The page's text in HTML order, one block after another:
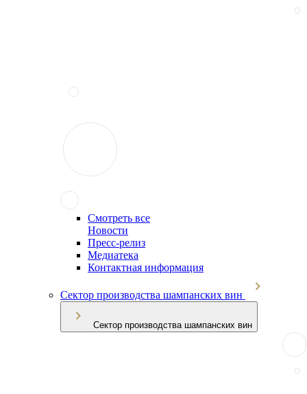
Смотреть все
Новости
Пресс-релиз
Медиатека
Контактная информация
Сектор производства шампанских вин
Сектор производства шампанских вин